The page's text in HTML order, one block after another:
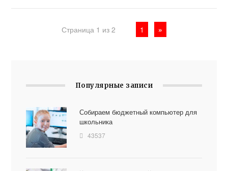
Страница 1 из 2 1 »
Популярные записи
Собираем бюджетный компьютер для
школьника
43537